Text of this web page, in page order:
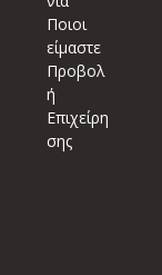
Ποιοι
είμαστε
Προβολ
ή
Επιχείρη
σης